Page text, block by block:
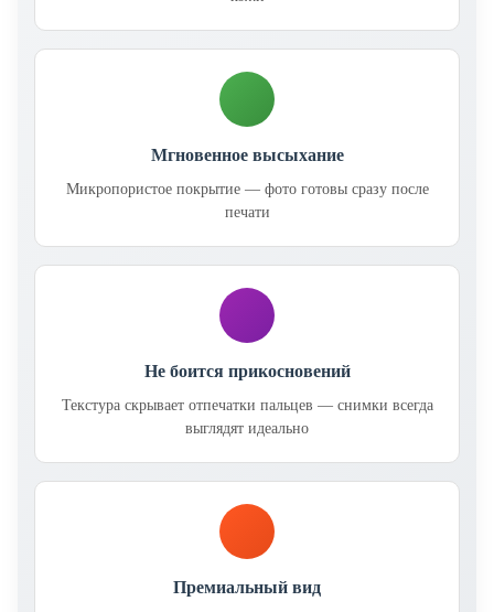
Мгновенное высыхание
Микропористое покрытие — фото готовы сразу после
печати
Не боится прикосновений
Текстура скрывает отпечатки пальцев — снимки всегда
выглядят идеально
Премиальный вид